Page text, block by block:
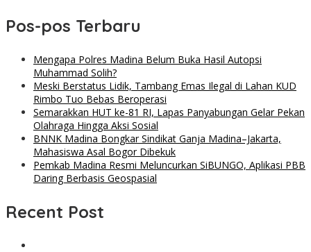
Pos-pos Terbaru
Mengapa Polres Madina Belum Buka Hasil Autopsi
Muhammad Solih?
Meski Berstatus Lidik, Tambang Emas Ilegal di Lahan KUD
Rimbo Tuo Bebas Beroperasi
Semarakkan HUT ke-81 RI, Lapas Panyabungan Gelar Pekan
Olahraga Hingga Aksi Sosial
BNNK Madina Bongkar Sindikat Ganja Madina–Jakarta,
Mahasiswa Asal Bogor Dibekuk
Pemkab Madina Resmi Meluncurkan SiBUNGO, Aplikasi PBB
Daring Berbasis Geospasial
Recent Post